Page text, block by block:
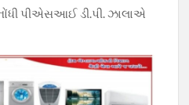
પીએસઆઈ ડી.પી. ઝાલાએ